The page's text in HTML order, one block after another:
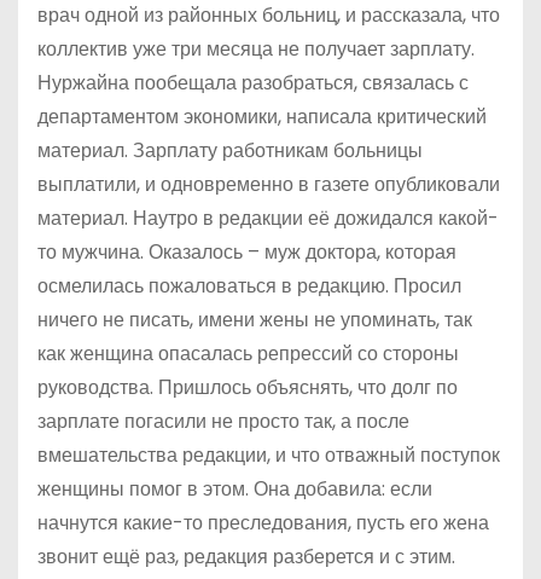
врач одной из районных больниц, и рассказала, что
коллектив уже три месяца не получает зарплату.
Нуржайна пообещала разобраться, связалась с
департаментом экономики, написала критический
материал. Зарплату работникам больницы
выплатили, и одновременно в газете опубликовали
материал. Наутро в редакции её дожидался какой-
то мужчина. Оказалось – муж доктора, которая
осмелилась пожаловаться в редакцию. Просил
ничего не писать, имени жены не упоминать, так
как женщина опасалась репрессий со стороны
руководства. Пришлось объяснять, что долг по
зарплате погасили не просто так, а после
вмешательства редакции, и что отважный поступок
женщины помог в этом. Она добавила: если
начнутся какие-то преследования, пусть его жена
звонит ещё раз, редакция разберется и с этим.